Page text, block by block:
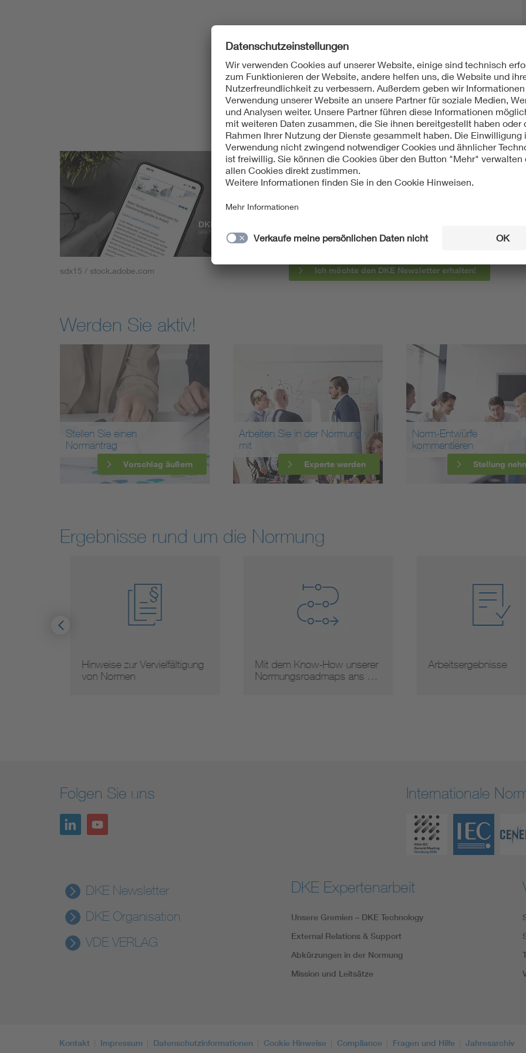
sdx15 / stock.adobe.com
Mit unserem DKE Newsletter sind Sie immer top
fassen wir die wichtigsten Entwicklungen in der
berichten wir über aktuelle Arbeitsergebnisse,
informieren wir Sie bereits frühzeitig über zukünftige
Ich möchte den DKE Newsletter erhalten!
Werden Sie aktiv!
Stellen Sie einen
Normantrag
Vorschlag äußern
Arbeiten Sie in der Normung
mit
Experte werden
Norm-Entwürfe
kommentieren
Stellung
Ergebnisse rund um die Normung
Hinweise zur Vervielfältigung
von Normen
Mit dem Know-How unserer
Normungsroadmaps ans …
Arbeitsergebnisse
Folgen Sie uns Internationale
DKE Newsletter
DKE Organisation
VDE VERLAG
DKE Expertenarbeit
Unsere Gremien – DKE Technology
External Relations & Support
Abkürzungen in der Normung
Mission und Leitsätze
Kontakt Impressum Datenschutzinformationen Cookie Hinweise Compliance Fragen und Hilfe Jahresarchiv